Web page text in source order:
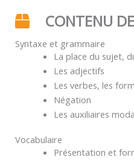
CONTENU
Syntaxe et grammaire
La place du sujet,
Les adjectifs
Les verbes, les
Négation
Les auxiliaires
Vocabulaire
Présentation et